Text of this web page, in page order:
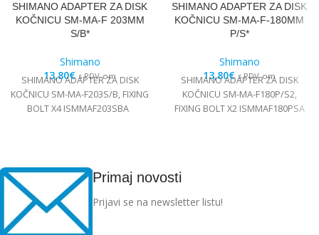
SHIMANO ADAPTER ZA DISK
KOČNICU SM-MA-F 203MM
S/B*
Shimano
13,80€ s PDV-om
SHIMANO ADAPTER ZA DISK
KOČNICU SM-MA-F203S/B, FIXING
BOLT X4 ISMMAF203SBA
SHIMANO ADAPTER ZA DISK
KOČNICU SM-MA-F-180MM
P/S*
Shimano
13,80€ s PDV-om
SHIMANO ADAPTER ZA DISK
KOČNICU SM-MA-F180P/S2,
FIXING BOLT X2 ISMMAF180PSA
Primaj novosti
Prijavi se na newsletter listu!